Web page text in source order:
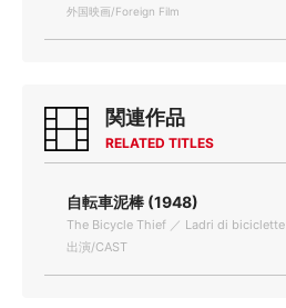
外国映画/Foreign Film
関連作品
RELATED TITLES
自転車泥棒 (1948)
The Bicycle Thief ／ Ladri di biciclette
出演/CAST